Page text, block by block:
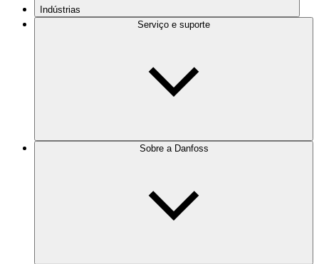
Indústrias
Serviço e suporte
Sobre a Danfoss